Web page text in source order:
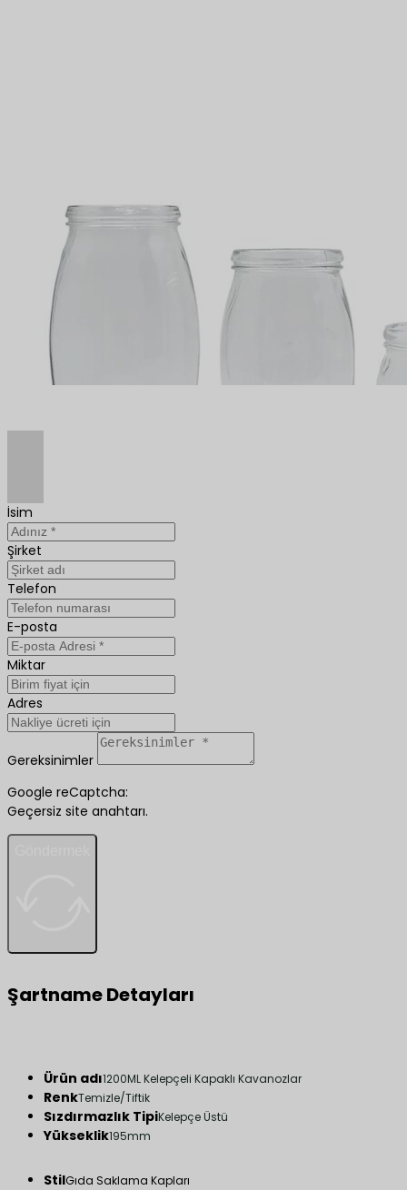
İsim
Şirket
Telefon
E-posta
Miktar
Adres
Gereksinimler
Google reCaptcha:
Geçersiz site anahtarı.
Şartname Detayları
Ürün adı1200ML Kelepçeli Kapaklı Kavanozlar
RenkTemizle/Tiftik
Sızdırmazlık TipiKelepçe Üstü
Yükseklik195mm
StilGıda Saklama Kapları